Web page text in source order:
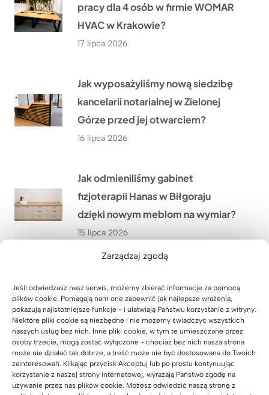
Zarządzaj zgodą
Jeśli odwiedzasz nasz serwis, możemy zbierać informacje za pomocą
plików cookie. Pomagają nam one zapewnić jak najlepsze wrażenia,
pokazują najistotniejsze funkcje - i ułatwiają Państwu korzystanie z witryny.
Niektóre pliki cookie są niezbędne i nie możemy świadczyć wszystkich
naszych usług bez nich. Inne pliki cookie, w tym te umieszczane przez
osoby trzecie, mogą zostać wyłączone - chociaż bez nich nasza strona
może nie działać tak dobrze, a treść może nie być dostosowana do Twoich
zainteresowań. Klikając przycisk Akceptuj lub po prostu kontynuując
korzystanie z naszej strony internetowej, wyrażają Państwo zgodę na
używanie przez nas plików cookie. Możesz odwiedzić naszą stronę z
pracy dla 4 osób w firmie WOMAR
HVAC w Krakowie?
17 lipca 2026
Jak wyposażyliśmy nową siedzibę
kancelarii notarialnej w Zielonej
Górze przed jej otwarciem?
16 lipca 2026
Jak odmieniliśmy gabinet
fizjoterapii Hanas w Biłgoraju
dzięki nowym meblom na wymiar?
15 lipca 2026
Rolnicze ze Szczecina postawiła na
drewniane biurko do swojego
gabinetu?
14 lipca 2026